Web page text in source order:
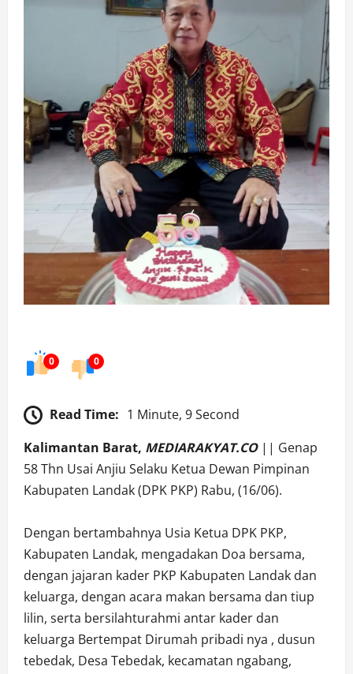
0 0
Read Time: 1 Minute, 9 Second
Kalimantan Barat, MEDIARAKYAT.CO|| Genap
58 Thn Usai Anjiu Selaku Ketua Dewan Pimpinan
Kabupaten Landak (DPK PKP) Rabu, (16/06).
Dengan bertambahnya Usia Ketua DPK PKP,
Kabupaten Landak, mengadakan Doa bersama,
dengan jajaran kader PKP Kabupaten Landak dan
keluarga, dengan acara makan bersama dan tiup
lilin, serta bersilahturahmi antar kader dan
keluarga Bertempat Dirumah pribadi nya , dusun
tebedak, Desa Tebedak, kecamatan ngabang,